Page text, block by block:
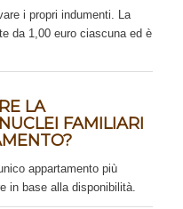
i propri indumenti. La
da 1,00 euro ciascuna ed è
LA
FAMILIARI
appartamento più
in base alla disponibilità.